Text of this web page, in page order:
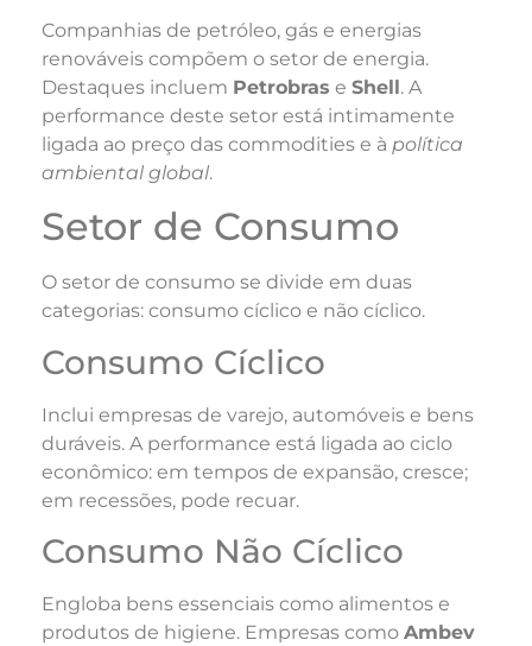
Companhias de petróleo, gás e energias
renováveis compõem o setor de energia.
Destaques incluem Petrobras e Shell. A
performance deste setor está intimamente
ligada ao preço das commodities e à política
ambiental global.
Setor de Consumo
O setor de consumo se divide em duas
categorias: consumo cíclico e não cíclico.
Consumo Cíclico
Inclui empresas de varejo, automóveis e bens
duráveis. A performance está ligada ao ciclo
econômico: em tempos de expansão, cresce;
em recessões, pode recuar.
Consumo Não Cíclico
Engloba bens essenciais como alimentos e
produtos de higiene. Empresas como Ambev